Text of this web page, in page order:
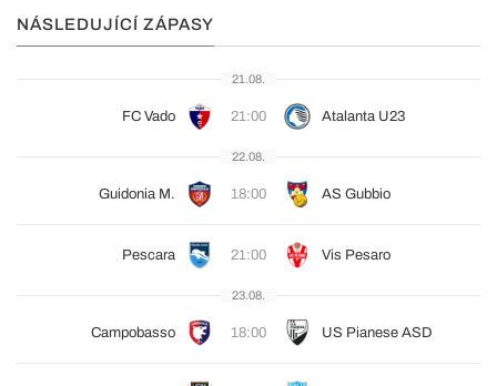
NÁSLEDUJÍCÍ ZÁPASY
21.08.
FC Vado 21:00 Atalanta U23
22.08.
Guidonia M. 18:00 AS Gubbio
Pescara 21:00 Vis Pesaro
23.08.
Campobasso 18:00 US Pianese ASD